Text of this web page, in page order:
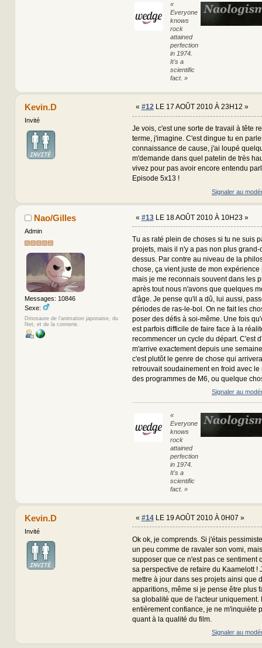
«
Everyone
knows
rock
attained
perfection
in 1974.
It's a
scientific
fact. »
Kevin.D
Invité
« #12LE 17 AOÛT 2010 À 23H12 »
Je vois, c'est une sorte de travail à tête
terme, j'imagine. C'est dingue tu en
connaissance de cause, j'ai loupé
m'demande dans quel patelin de très
vivez pour pas avoir encore entendu
Episode 5x13 !
Signaler au
Nao/Gilles
Admin
Messages: 10846
Sexe:
Dinosaure de l'animation japonaise, du
Net, et de la connerie.
« #13LE 18 AOÛT 2010 À 10H23 »
Tu as raté plein de choses si tu ne suis
projets, mais il n'y a pas non plus grand-
dessus. Par contre au niveau de la
chose, ça vient juste de mon
mais je me reconnais souvent dans les
après tout nous n'avons que quelques
d'âge. Je pense qu'il a dû, lui aussi,
périodes de ras-le-bol. On ne fait les
poser des défis à soi-même. Une fois
est parfois difficile de faire face à la
recommencer un cycle du départ. C'est
m'arrive exactement depuis une
c'est plutôt le genre de chose qui
retrouvait soudainement en froid avec
des programmes de M6, ou quelque
Signaler au
«
Everyone
knows
rock
attained
perfection
in 1974.
It's a
scientific
fact. »
Kevin.D
Invité
« #14LE 19 AOÛT 2010 À 0H07 »
Ok ok, je comprends. Si j'étais
un peu comme de ravaler son vomi,
supposer que ce n'est pas ce sentiment
sa perspective de refaire du Kaamelott !
mettre à jour dans ses projets ainsi que
apparitions, même si je pense être plus
sa globalité que de l'acteur uniquement.
entièrement confiance, je ne m'inquiète
quant à la qualité du film.
Signaler au